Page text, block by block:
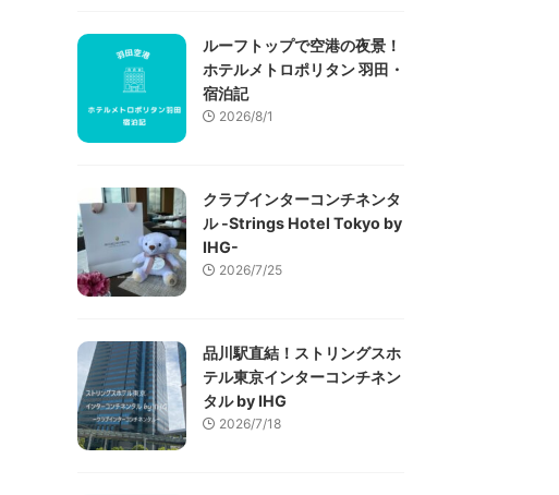
ルーフトップで空港の夜景！
ホテルメトロポリタン 羽田・
宿泊記
2026/8/1
クラブインターコンチネンタ
ル -Strings Hotel Tokyo by
IHG-
2026/7/25
品川駅直結！ストリングスホ
テル東京インターコンチネン
タル by IHG
2026/7/18